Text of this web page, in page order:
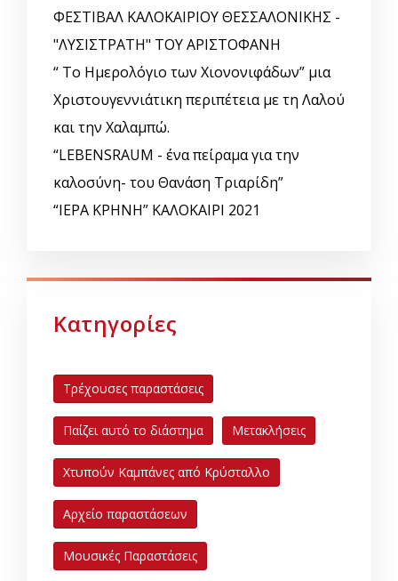
ΦΕΣΤΙΒΑΛ ΚΑΛΟΚΑΙΡΙΟΥ ΘΕΣΣΑΛΟΝΙΚΗΣ -
"ΛΥΣΙΣΤΡΑΤΗ" ΤΟΥ ΑΡΙΣΤΟΦΑΝΗ
“ Το Ημερολόγιο των Χιονονιφάδων” μια
Χριστουγεννιάτικη περιπέτεια με τη Λαλού
και την Χαλαμπώ.
“LEBENSRAUM - ένα πείραμα για την
καλοσύνη- του Θανάση Τριαρίδη”
“ΙΕΡΑ ΚΡΗΝΗ” ΚΑΛΟΚΑΙΡΙ 2021
Κατηγορίες
Τρέχουσες παραστάσεις
Παίζει αυτό το διάστημα Μετακλήσεις
Χτυπούν Καμπάνες από Κρύσταλλο
Αρχείο παραστάσεων
Μουσικές Παραστάσεις